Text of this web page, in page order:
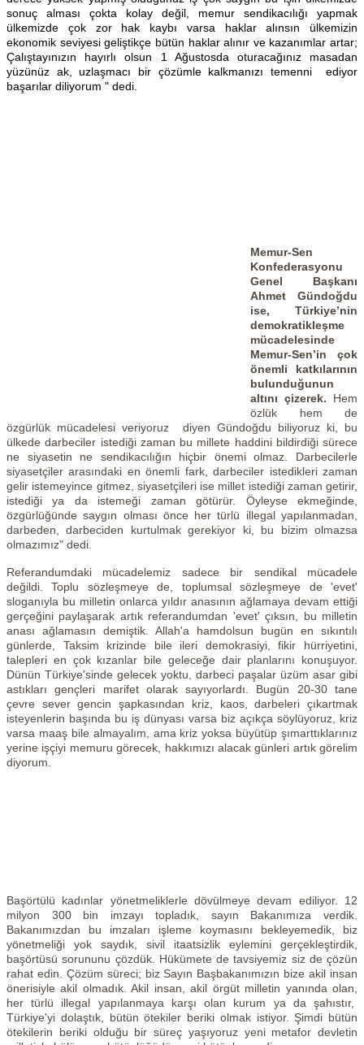
sonuç alması çokta kolay değil, memur sendikacılığı yapmak
ülkemizde çok zor hak kaybı varsa haklar alınsın ülkemizin
ekonomik seviyesi geliştikçe bütün haklar alınır ve kazanımlar artar;
Çalıştayınızın hayırlı olsun 1 Ağustosda oturacağınız masadan
yüzünüz ak, uzlaşmacı bir çözümle kalkmanızı temenni ediyor
başarılar diliyorum " dedi.
Memur-Sen
Konfederasyonu
Genel Başkanı
Ahmet Gündoğdu
ise, Türkiye’nin
demokratikleşme
mücadelesinde
Memur-Sen’in çok
önemli katkılarının
bulunduğunun
altını çizerek. Hem
özlük hem de
özgürlük mücadelesi veriyoruz diyen Gündoğdu biliyoruz ki, bu
ülkede darbeciler istediği zaman bu millete haddini bildirdiği sürece
ne siyasetin ne sendikacılığın hiçbir önemi olmaz. Darbecilerle
siyasetçiler arasındaki en önemli fark, darbeciler istedikleri zaman
gelir istemeyince gitmez, siyasetçileri ise millet istediği zaman getirir,
istediği ya da istemeği zaman götürür. Öyleyse ekmeğinde,
özgürlüğünde saygın olması önce her türlü illegal yapılanmadan,
darbeden, darbeciden kurtulmak gerekiyor ki, bu bizim olmazsa
olmazımız" dedi.
Referandumdaki mücadelemiz sadece bir sendikal mücadele
değildi. Toplu sözleşmeye de, toplumsal sözleşmeye de 'evet'
sloganıyla bu milletin onlarca yıldır anasının ağlamaya devam ettiği
gerçeğini paylaşarak artık referandumdan 'evet' çıksın, bu milletin
anası ağlamasın demiştik. Allah'a hamdolsun bugün en sıkıntılı
günlerde, Taksim krizinde bile ileri demokrasiyi, fikir hürriyetini,
talepleri en çok kızanlar bile geleceğe dair planlarını konuşuyor.
Dünün Türkiye'sinde gelecek yoktu, darbeci paşalar üzüm asar gibi
astıkları gençleri marifet olarak sayıyorlardı. Bugün 20-30 tane
çevre sever gencin şapkasından kriz, kaos, darbeleri çıkartmak
isteyenlerin başında bu iş dünyası varsa biz açıkça söylüyoruz, kriz
varsa maaş bile almayalım, ama kriz yoksa büyütüp şımarttıklarınız
yerine işçiyi memuru görecek, hakkımızı alacak günleri artık görelim
diyorum.
Başörtülü kadınlar yönetmeliklerle dövülmeye devam ediliyor. 12
milyon 300 bin imzayı topladık, sayın Bakanımıza verdik.
Bakanımızdan bu imzaları işleme koymasını bekleyemedik, biz
yönetmeliği yok saydık, sivil itaatsizlik eylemini gerçekleştirdik,
başörtüsü sorununu çözdük. Hükümete de tavsiyemiz siz de çözün
rahat edin. Çözüm süreci; biz Sayın Başbakanımızın bize akil insan
önerisiyle akil olmadık. Akil insan, akil örgüt milletin yanında olan,
her türlü illegal yapılanmaya karşı olan kurum ya da şahıstır,
Türkiye'yi dolaştık, bütün ötekiler beriki olmak istiyor. Şimdi bütün
ötekilerin beriki olduğu bir süreç yaşıyoruz yeni metafor devletin